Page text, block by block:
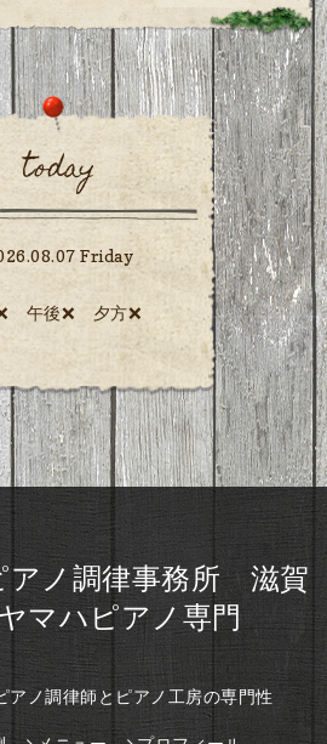
today
Friday
午後❌ 夕方❌️
アノ調律事務所 滋賀
マハピアノ専門
アノ調律師とピアノ工房の専門性